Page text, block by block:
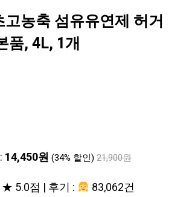
농축 섬유유연제 허거
품, 4L, 1개
14,450원 (34% 할인) 21,900원
★ 5.0점 | 후기 : 83,062건